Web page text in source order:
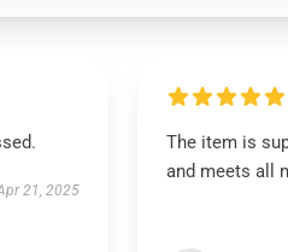
21, 2025
The item is
and meets all